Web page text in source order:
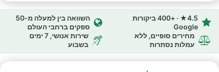
4.5★ · +400 ביקורות
Google
השוואה בין למעלה מ-50
ספקים ברחבי העולם
מחירים סופיים, ללא
עמלות נסתרות
שירות אנושי, 7 ימים
בשבוע